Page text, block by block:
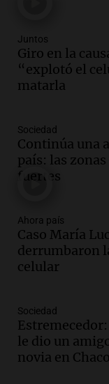
Audio.
la ley de
el Senado.
Viva la Radio
por la Ley
relato
Informados
Episodios
gran expo,
y
Panorama
Episodios
violó
Mundial
Panorama
Episodios
Juntos
Giro en la
“explotó el
matarla
Sociedad
Continúa una
país: las
fuertes
Ahora país
Caso María
derrumbaron
celular
Sociedad
le dio un
novia en Chaco